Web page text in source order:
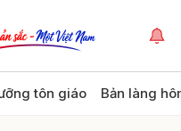
tôn giáo Bản làng